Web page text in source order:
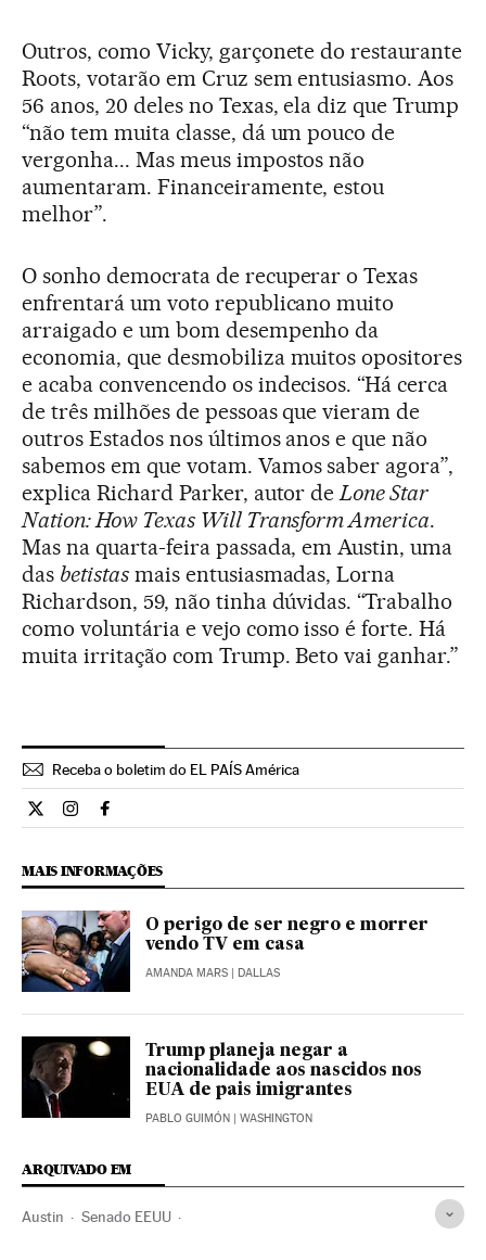
Outros, como Vicky, garçonete do restaurante
Roots, votarão em Cruz sem entusiasmo. Aos
56 anos, 20 deles no Texas, ela diz que Trump
“não tem muita classe, dá um pouco de
vergonha... Mas meus impostos não
aumentaram. Financeiramente, estou
melhor”.
O sonho democrata de recuperar o Texas
enfrentará um voto republicano muito
arraigado e um bom desempenho da
economia, que desmobiliza muitos opositores
e acaba convencendo os indecisos. “Há cerca
de três milhões de pessoas que vieram de
outros Estados nos últimos anos e que não
sabemos em que votam. Vamos saber agora”,
explica Richard Parker, autor deLone Star
Nation: How Texas Will Transform America.
Mas na quarta-feira passada, em Austin, uma
das betistasmais entusiasmadas, Lorna
Richardson, 59, não tinha dúvidas. “Trabalho
como voluntária e vejo como isso é forte. Há
muita irritação com Trump. Beto vai ganhar.”
Receba o boletim do EL PAÍS América
Internacional El País Brasil en Twitter
Internacional El País Brasil en Instagram
Internacional El País Brasil en Facebook
MAIS INFORMAÇÕES
O perigo de ser negro e morrer
vendo TV em casa
AMANDA MARS | DALLAS
Trump planeja negar a
nacionalidade aos nascidos nos
EUA de pais imigrantes
PABLO GUIMÓN | WASHINGTON
ARQUIVADO EM
Austin Senado EEUU